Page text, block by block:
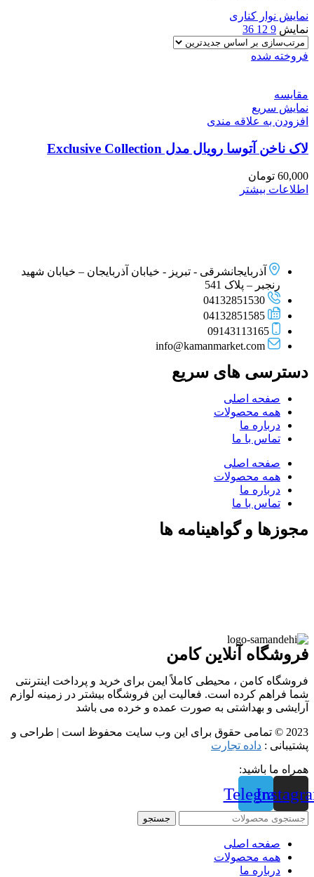
نمایش نوار کناری
نمایش 9
12
36
فروخته شده
مقايسه
نمایش سریع
افزودن به علاقه مندی
لاک ناخن آتوسا رویال مدل Exclusive Collection
60,000 تومان
اطلاعات بیشتر
آذربایجانشرقی - تبریز - خیابان آذربایجان – خیابان شهید
رنجبر – پلاک 541
04132851530
04132851585
09143113165
info@kamanmarket.com
دسترسی های سریع
صفحه اصلی
همه محصولات
درباره ما
تماس با ما
صفحه اصلی
همه محصولات
درباره ما
تماس با ما
مجوزها و گواهینامه ها
فروشگاه آنلاین کامن
فروشگاه کامن ، محیطی کاملاً ایمن برای خرید و پرداخت اینترنتی
شما فراهم کرده است. فعالیت این فروشگاه بیشتر در زمینه لوازم
آرایشی و بهداشتی به صورت عمده و خرده می باشد
2023 © تمامی حقوق برای این وب سایت محفوظ است | طراحی و
پشتیبانی : داده تجارت
همراه ما باشید:
Telegram
جستجو
صفحه اصلی
همه محصولات
درباره ما